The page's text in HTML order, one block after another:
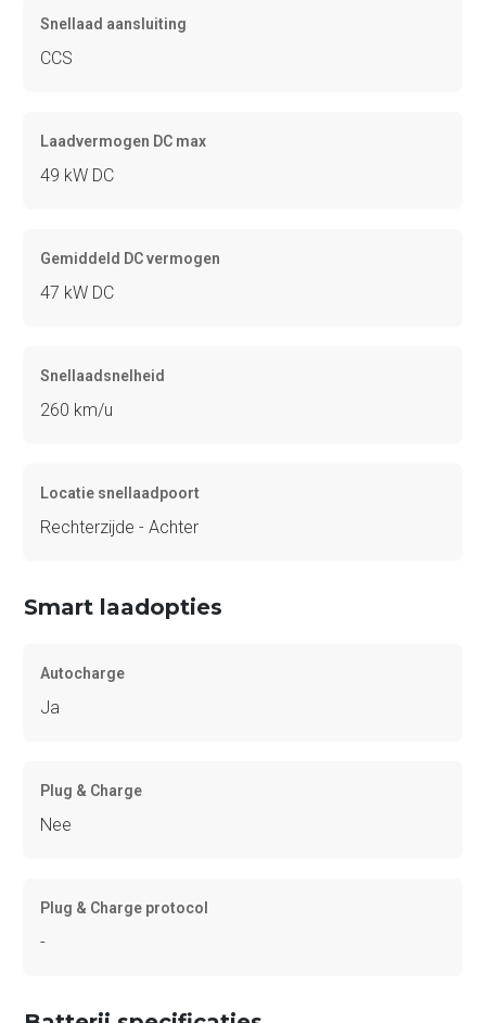
Snellaad aansluiting
CCS
Laadvermogen DC max
49 kW DC
Gemiddeld DC vermogen
47 kW DC
Snellaadsnelheid
260 km/u
Locatie snellaadpoort
Rechterzijde - Achter
Smart laadopties
Autocharge
Ja
Plug & Charge
Nee
Plug & Charge protocol
-